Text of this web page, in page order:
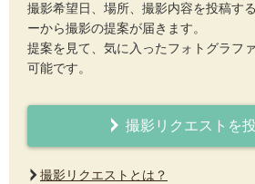
撮影希望日、場所、撮影内容を投稿す
ーから撮影の提案が届きます。
提案を見て、気に入ったフォトグラフ
可能です。
撮影リクエストを
撮影リクエストとは？